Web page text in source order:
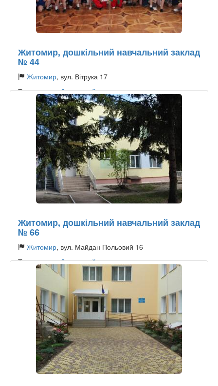
Житомир, дошкільний навчальний заклад
№ 44
Житомир, вул. Вітрука 17
Тип садочку:Державний
Житомир, дошкільний навчальний заклад
№ 66
Житомир, вул. Майдан Польовий 16
Тип садочку:Державний